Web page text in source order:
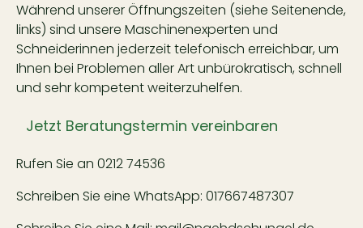
Während unserer Öffnungszeiten (siehe Seitenende,
links) sind unsere Maschinenexperten und
Schneiderinnen jederzeit telefonisch erreichbar, um
Ihnen bei Problemen aller Art unbürokratisch, schnell
und sehr kompetent weiterzuhelfen.
Jetzt Beratungstermin vereinbaren
Rufen Sie an 0212 74536
Schreiben Sie eine WhatsApp: 017667487307